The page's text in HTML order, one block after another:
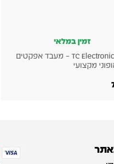
זמין במלאי
TC Electronic M100 – מעבד אפקטים
מקצועי